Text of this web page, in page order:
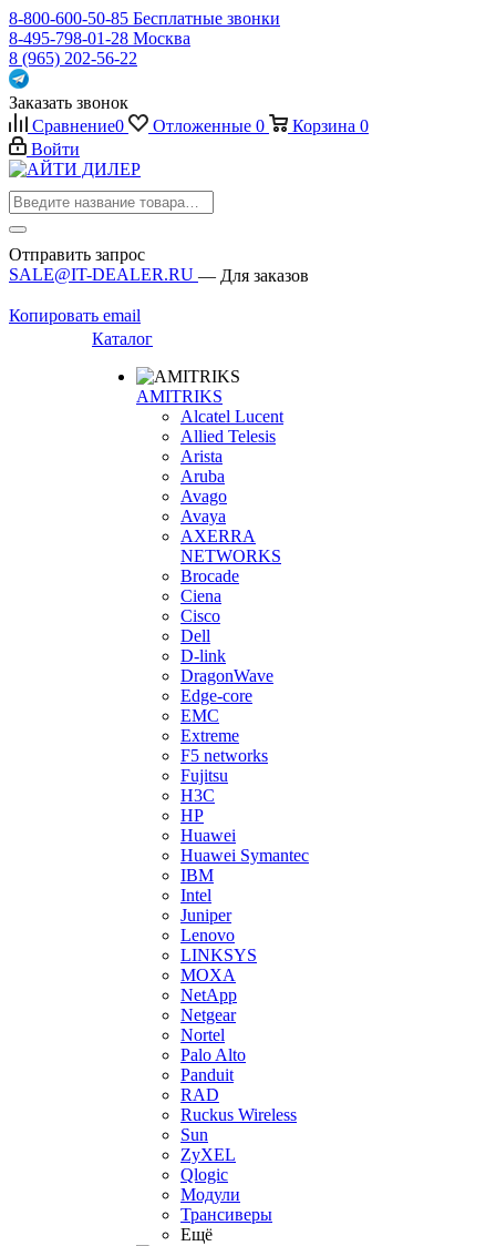
8-800-600-50-85 Бесплатные звонки
8-495-798-01-28 Москва
8 (965) 202-56-22
Заказать звонок
Сравнение0 Отложенные 0 Корзина 0
Войти
Отправить запрос
SALE@IT-DEALER.RU — Для заказов
Копировать email
Каталог
AMITRIKS
Alcatel Lucent
Allied Telesis
Arista
Aruba
Avago
Avaya
AXERRA
NETWORKS
Brocade
Ciena
Cisco
Dell
D-link
DragonWave
Edge-core
EMC
Extreme
F5 networks
Fujitsu
H3С
HP
Huawei
Huawei Symantec
IBM
Intel
Juniper
Lenovo
LINKSYS
MOXA
NetApp
Netgear
Nortel
Palo Alto
Panduit
RAD
Ruckus Wireless
Sun
ZyXEL
Qlogic
Модули
Трансиверы
Ещё